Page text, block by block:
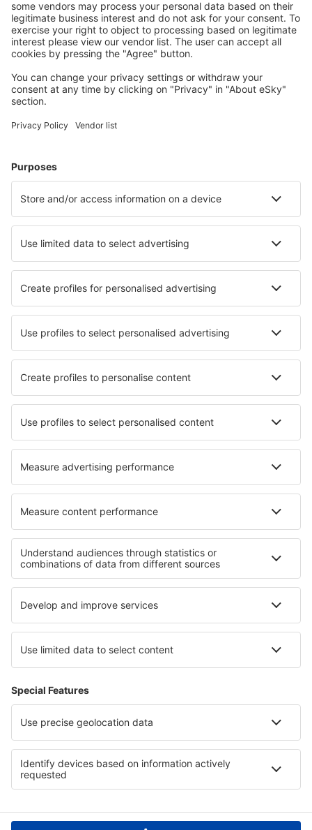
Hütten, Apartments und andere.
Hotels in Frankreich - Beliebte Städte
Hotels in Les Gets Hotels in Biscarrosse-Plage
Hotels in Saint-Hilaire-de-Riez
Die besten Hotels - Städte
Hotels Memramcook Hotels in Maryville Hotels Gees
Hotels in Camucia Hotels in Bad Wilsnack
Hotels in Ayder Yaylasi
Hotels in Côte d’Azur Hotels in Valmeinier
Hotels in Alpe d'Huez Hotels in Dubrovnik Riviera
Hotels in den Niederlanden Hotels in San Antonio Bay
Hotels in Kings Canyon National Park
Hotels in Krkonose Mountains